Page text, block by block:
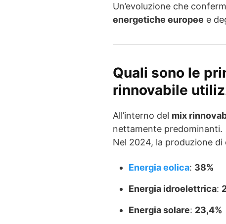
Un’evoluzione che
energetiche europee e
Quali sono le
rinnovabile
All’interno del mix
nettamente predominanti.
Nel 2024, la produzione di
Energia eolica: 38%
Energia idroelettrica:
Energia solare: 23,4%